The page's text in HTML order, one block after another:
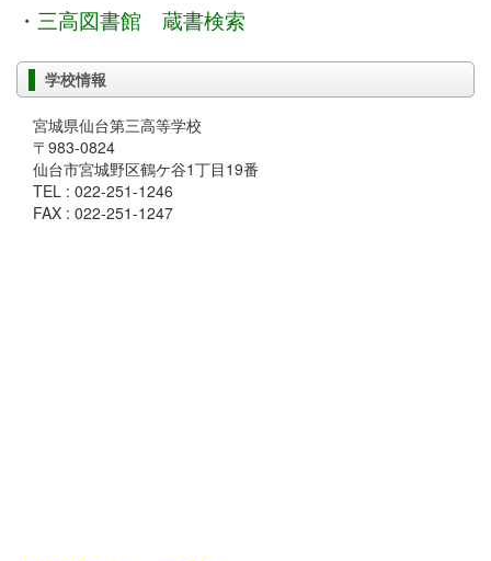
・ 三高図書館 蔵書検索
学校情報
宮城県仙台第三高等学校
〒983-0824
仙台市宮城野区鶴ケ谷1丁目19番
TEL : 022-251-1246
FAX : 022-251-1247